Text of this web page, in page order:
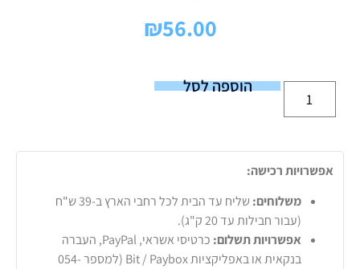
₪56.00
הוספה לסל
אפשרויות רכישה:
משלוחים:
שליח עד הבית לכל רחבי הארץ ב-39 ש"ח
(עבור חבילות עד 20 ק"ג).
אפשרויות תשלום:
כרטיסי אשראי, PayPal, העברה
בנקאית או באפליקציות Bit / Paybox (למספר 054-